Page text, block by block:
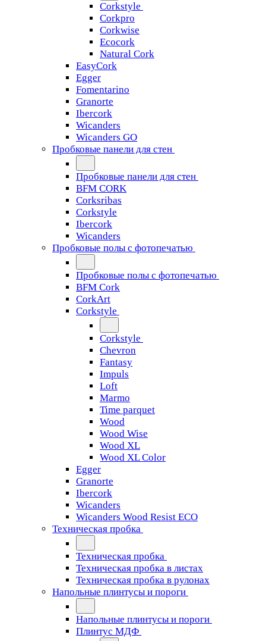
Corkstyle
Corkpro
Corkwise
Ecocork
Natural Cork
EasyCork
Egger
Fomentarino
Granorte
Ibercork
Wicanders
Wicanders GO
Пробковые панели для стен
Пробковые панели для стен
BFM CORK
Corksribas
Corkstyle
Ibercork
Wicanders
Пробковые полы с фотопечатью
Пробковые полы с фотопечатью
BFM Cork
CorkArt
Corkstyle
Corkstyle
Chevron
Fantasy
Impuls
Loft
Marmo
Time parquet
Wood
Wood Wise
Wood XL
Wood XL Color
Egger
Granorte
Ibercork
Wicanders
Wicanders Wood Resist ECO
Техническая пробка
Техническая пробка
Техническая пробка в листах
Техническая пробка в рулонах
Напольные плинтусы и пороги
Напольные плинтусы и пороги
Плинтус МДФ